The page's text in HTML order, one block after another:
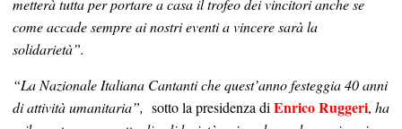
metterà tutta per portare a casa il trofeo dei vincitori anche se
come accade sempre ai nostri eventi a vincere sarà la
solidarietà”.
“La Nazionale Italiana Cantanti che quest’anno festeggia 40 anni
di attività umanitaria”, sotto la presidenza diEnrico Ruggeri, ha